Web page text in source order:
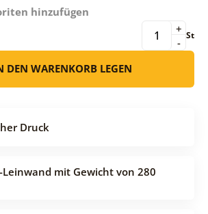
hinzufügen
-
+ St
DEN WARENKORB LEGEN
Druck
mit Gewicht von 280